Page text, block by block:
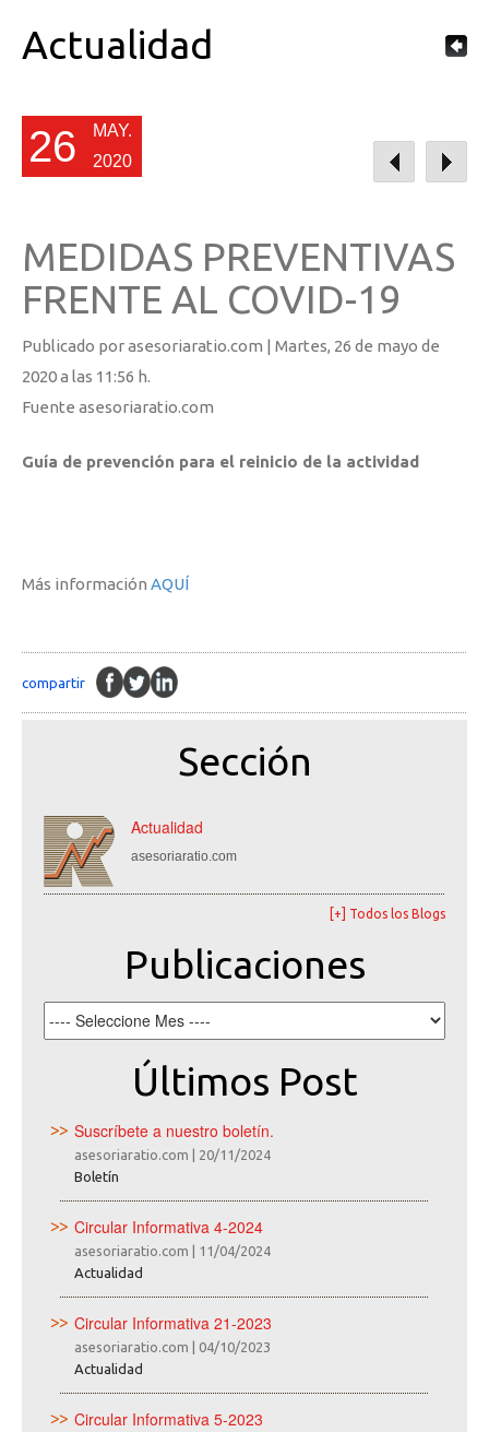
Actualidad
26
MAY.
2020
MEDIDAS PREVENTIVAS
FRENTE AL COVID-19
Publicado por asesoriaratio.com | Martes, 26 de mayo de
2020 a las 11:56 h.
Fuente asesoriaratio.com
Guía de prevención para el reinicio de la actividad
Más información AQUÍ
compartir
Sección
Actualidad
asesoriaratio.com
[+] Todos los Blogs
Publicaciones
Últimos Post
Suscríbete a nuestro boletín.
asesoriaratio.com | 20/11/2024
Boletín
Circular Informativa 4-2024
asesoriaratio.com | 11/04/2024
Actualidad
Circular Informativa 21-2023
asesoriaratio.com | 04/10/2023
Actualidad
Circular Informativa 5-2023